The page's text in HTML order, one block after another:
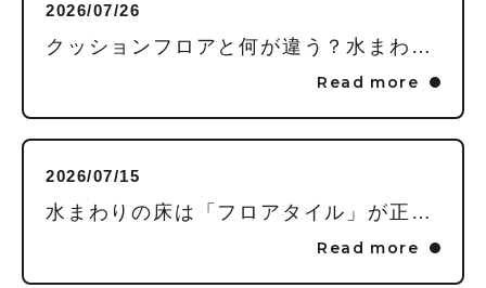
2026/07/26
クッションフロアと何が違う？水まわりの床に「フロアタイル」を推す理由
Read more
2026/07/15
水まわりの床は「フロアタイル」が正解！家事が劇的にラクになる3つの理由
Read more